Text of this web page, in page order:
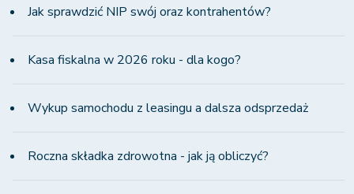
Jak sprawdzić NIP swój oraz kontrahentów?
Kasa fiskalna w 2026 roku - dla kogo?
Wykup samochodu z leasingu a dalsza odsprzedaż
Roczna składka zdrowotna - jak ją obliczyć?